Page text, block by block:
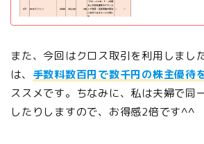
また、今回はクロス取引を利用しまし
は、 手数料数百円で数千円の株主優待
ススメです。ちなみに、私は夫婦で同
したりしますので、お得感2倍です^^